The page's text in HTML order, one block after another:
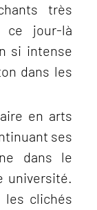
très
ce jour-là
si intense
dans les
en arts
ses
dans le
université.
les clichés